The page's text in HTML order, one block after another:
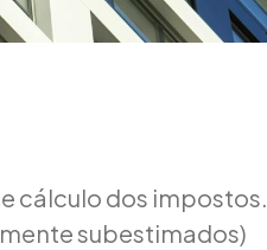
cálculo dos impostos.
subestimados)